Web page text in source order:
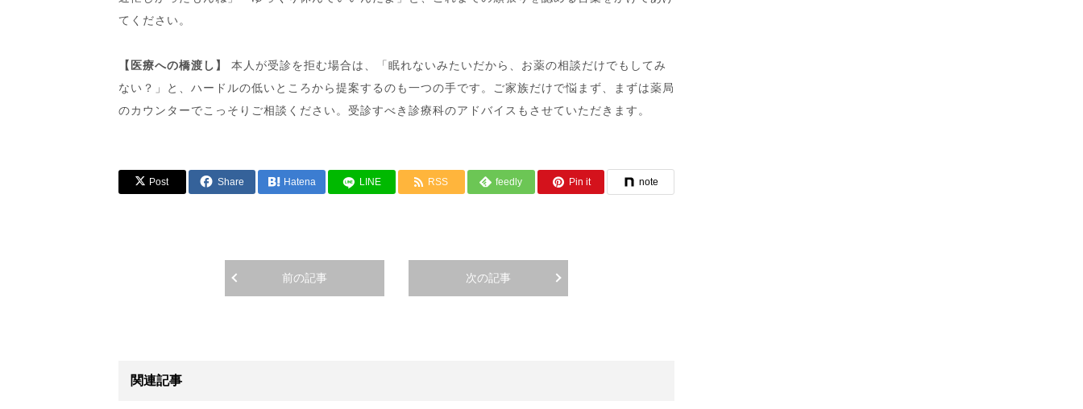
てください。
【医療への橋渡し】
本人が受診を拒む場合は、「眠れないみたいだから、お薬の相談だけでもしてみ
ない？」と、ハードルの低いところから提案するのも一つの手です。ご家族だけで悩まず、まずは薬局
のカウンターでこっそりご相談ください。受診すべき診療科のアドバイスもさせていただきます。
Post Share Hatena LINE RSS feedly Pin it note
前の記事 次の記事
関連記事